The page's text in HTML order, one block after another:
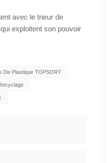
avec le trieur de
exploitent son pouvoir
De Plastique TOPSORT